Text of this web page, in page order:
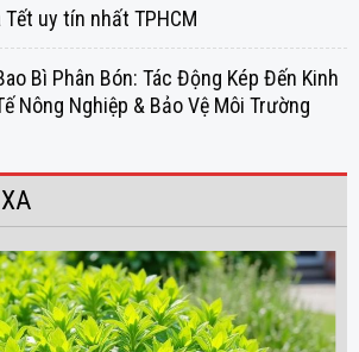
uy tín nhất TPHCM
Bì Phân Bón: Tác Động Kép Đến Kinh
Nông Nghiệp & Bảo Vệ Môi Trường